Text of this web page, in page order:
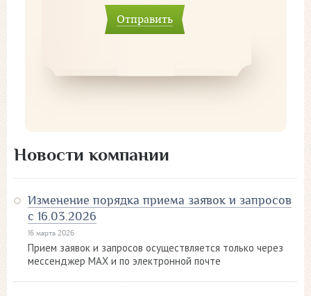
Отправить
Новости компании
Изменение порядка приема заявок и запросов
с 16.03.2026
16 марта 2026
Прием заявок и запросов осуществляется только через
мессенджер MAX и по электронной почте